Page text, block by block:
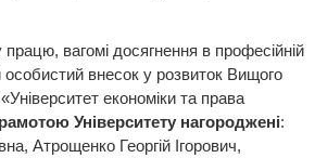
працю, вагомі досягнення в професійній
особистий внесок у розвиток Вищого
економіки та права
Університету нагороджені:
Атрощенко Георгій Ігорович,